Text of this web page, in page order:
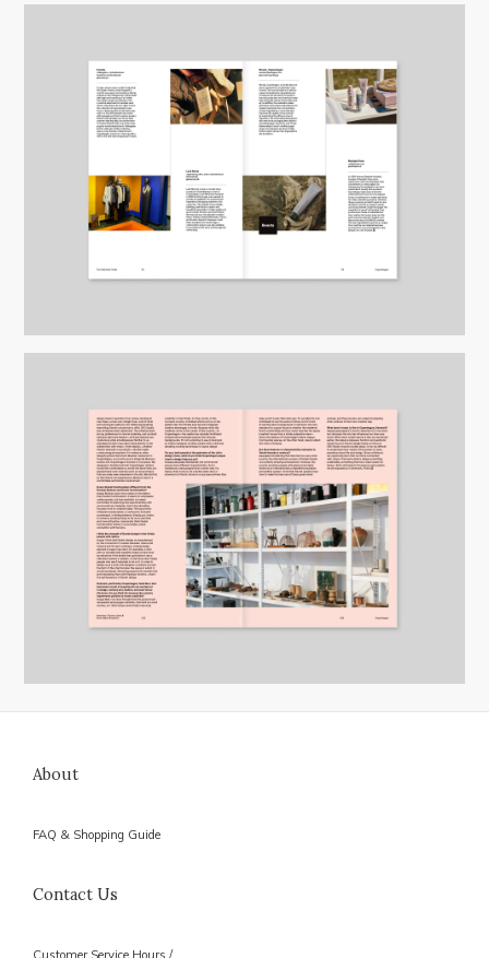
About
FAQ & Shopping Guide
Contact Us
Customer Service Hours /